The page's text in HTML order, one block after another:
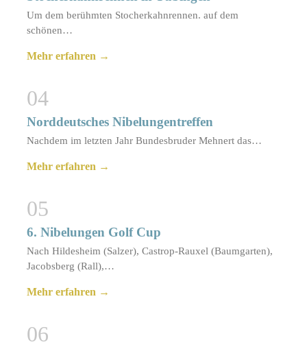
Um dem berühmten Stocherkahnrennen. auf dem
schönen…
Mehr erfahren →
04
Norddeutsches Nibelungentreffen
Nachdem im letzten Jahr Bundesbruder Mehnert das…
Mehr erfahren →
05
6. Nibelungen Golf Cup
Nach Hildesheim (Salzer), Castrop-Rauxel (Baumgarten),
Jacobsberg (Rall),…
Mehr erfahren →
06